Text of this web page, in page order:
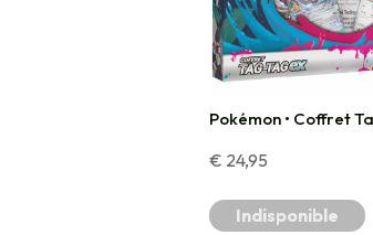
Pokémon • Coffret
€ 24,95
Indisponible